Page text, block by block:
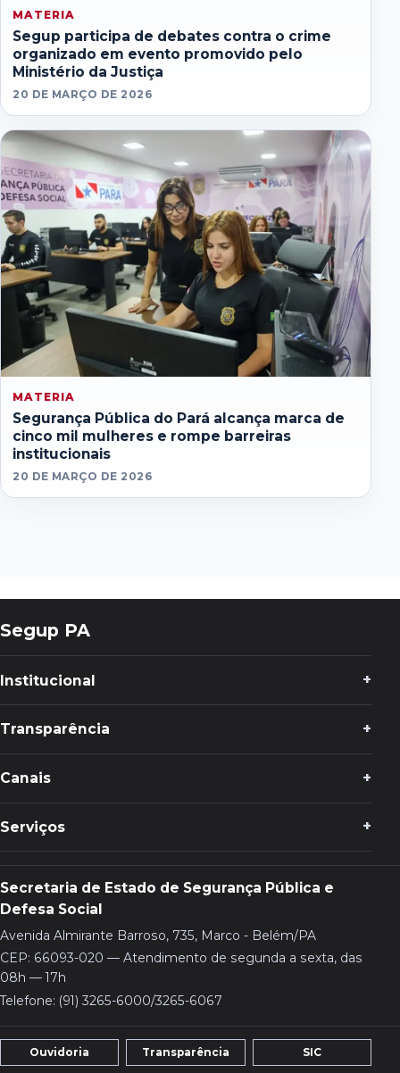
MATERIA
Segup participa de debates contra o crime
organizado em evento promovido pelo
Ministério da Justiça
20 DE MARÇO DE 2026
MATERIA
Segurança Pública do Pará alcança marca de
cinco mil mulheres e rompe barreiras
institucionais
20 DE MARÇO DE 2026
Segup PA
Institucional
Transparência
Canais
Serviços
Secretaria de Estado de Segurança Pública e
Defesa Social
Avenida Almirante Barroso, 735, Marco - Belém/PA
CEP: 66093-020 — Atendimento de segunda a sexta, das
08h — 17h
Telefone: (91) 3265-6000/3265-6067
Ouvidoria Transparência SIC